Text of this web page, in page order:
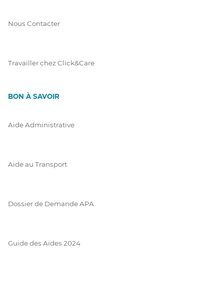
Nous Contacter
Travailler chez Click&Care
BON À SAVOIR
Aide Administrative
Aide au Transport
Dossier de Demande APA
Guide des Aides 2024